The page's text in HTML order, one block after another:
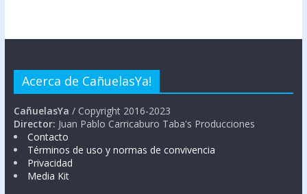
Acerca de CañuelasYa!
CañuelasYa / Copyright 2016-2023
Director: Juan Pablo Carricaburo Taba's Producciones
Contacto
Términos de uso y normas de convivencia
Privacidad
Media Kit